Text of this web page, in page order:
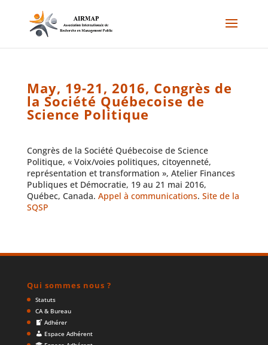
May, 19-21, 2016, Congrès de
la Société Québecoise de
Science Politique
Congrès de la Société Québecoise de Science
Politique, « Voix/voies politiques, citoyenneté,
représentation et transformation », Atelier Finances
Publiques et Démocratie, 19 au 21 mai 2016,
Québec, Canada. Appel à communications. Site de la
SQSP
Qui sommes nous ?
Statuts
CA & Bureau
Adhérer
Espace Adhérent